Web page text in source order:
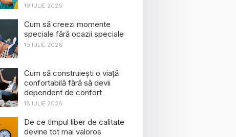
19 IULIE 2026
Cum să creezi momente
speciale fără ocazii speciale
19 IULIE 2026
Cum să construiești o viață
confortabilă fără să devii
dependent de confort
18 IULIE 2026
De ce timpul liber de calitate
devine tot mai valoros